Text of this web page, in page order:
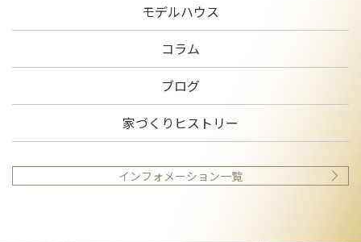
モデルハウス
コラム
ブログ
家づくりヒストリー
インフォメーション一覧